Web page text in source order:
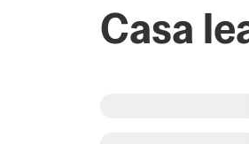
Casa